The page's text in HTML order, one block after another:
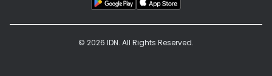
© 2026 IDN. All Rights Reserved.